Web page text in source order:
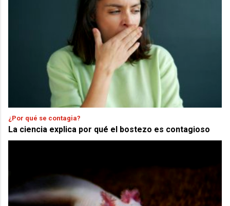
¿Por qué se contagia?
La ciencia explica por qué el bostezo es contagioso